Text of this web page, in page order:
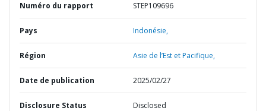
Numéro du rapport STEP109696
Pays Indonésie,
Région Asie de l’Est et Pacifique,
Date de publication 2025/02/27
Disclosure Status Disclosed